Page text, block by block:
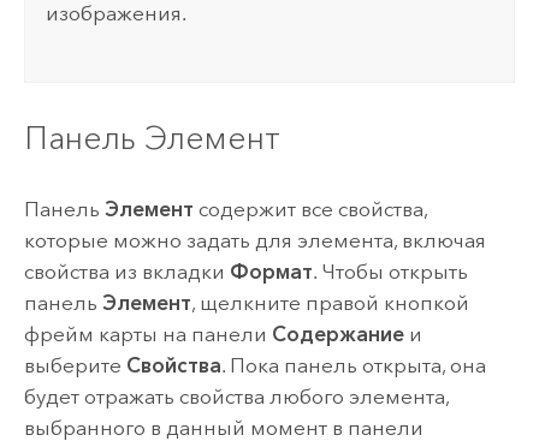
изображения.
Панель Элемент
Панель Элемент содержит все свойства,
которые можно задать для элемента, включая
свойства из вкладки Формат. Чтобы открыть
панель Элемент, щелкните правой кнопкой
фрейм карты на панели Содержаниеи
выберите Свойства. Пока панель открыта, она
будет отражать свойства любого элемента,
выбранного в данный момент в панели